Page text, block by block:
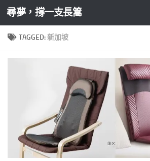
Skip to content
尋夢，撐一支長篙
TAGGED:新加坡